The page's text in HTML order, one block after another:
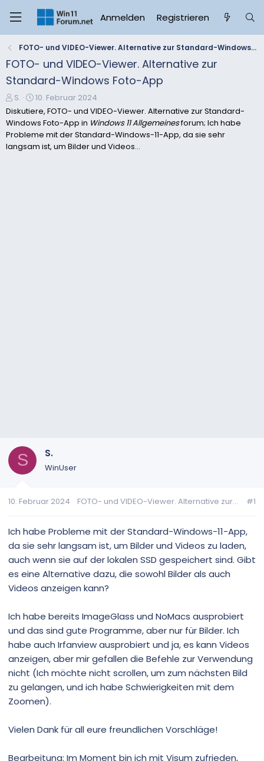
Anmelden Registrieren
FOTO- und VIDEO-Viewer. Alternative zur Standard-Windows Foto-App
FOTO- und VIDEO-Viewer. Alternative zur
Standard-Windows Foto-App
E
r
s
t
e
S.
E
r
s
t
e
10. Februar 2024
Diskutiere, FOTO- und VIDEO-Viewer. Alternative zur Standard-
Windows Foto-App in Windows 11 Allgemeinesforum; Ich habe
Probleme mit der Standard-Windows-11-App, da sie sehr
langsam ist, um Bilder und Videos...
S S.
WinUser
10. Februar 2024 FOTO- und VIDEO-Viewer. Alternative zur... #1
Ich habe Probleme mit der Standard-Windows-11-App,
da sie sehr langsam ist, um Bilder und Videos zu laden,
auch wenn sie auf der lokalen SSD gespeichert sind. Gibt
es eine Alternative dazu, die sowohl Bilder als auch
Videos anzeigen kann?
Ich habe bereits ImageGlass und NoMacs ausprobiert
und das sind gute Programme, aber nur für Bilder. Ich
habe auch Irfanview ausprobiert und ja, es kann Videos
anzeigen, aber mir gefallen die Befehle zur Verwendung
nicht (Ich möchte nicht scrollen, um zum nächsten Bild
zu gelangen, und ich habe Schwierigkeiten mit dem
Zoomen).
Vielen Dank für all eure freundlichen Vorschläge!
Bearbeitung: Im Moment bin ich mit Visum zufrieden,